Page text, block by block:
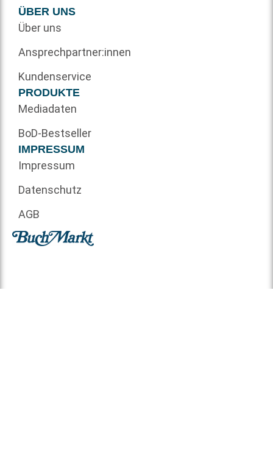
ÜBER UNS
Über uns
Ansprechpartner:innen
Kundenservice
PRODUKTE
Mediadaten
BoD-Bestseller
IMPRESSUM
Impressum
Datenschutz
AGB